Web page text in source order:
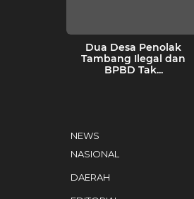
Dua Desa Penolak
Tambang Ilegal dan
BPBD Tak...
NEWS
NASIONAL
DAERAH